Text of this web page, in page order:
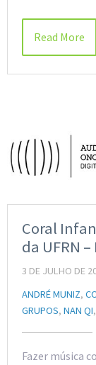
Read More
Coral
da UFRN
3 DE JULHO DE
ANDRÉ MUNIZ,
GRUPOS, NAN QI,
Fazer música